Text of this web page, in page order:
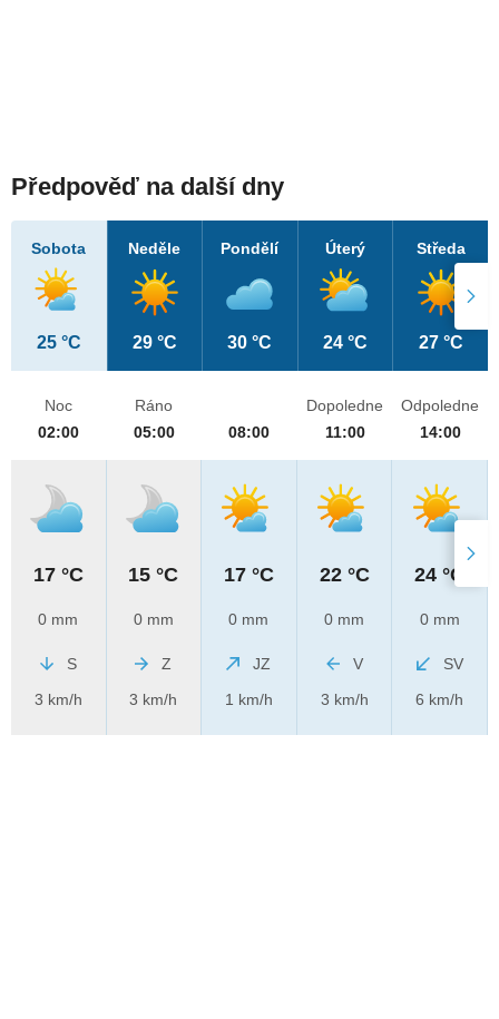
Předpověď na další dny
Sobota
25 °C
Neděle
29 °C
Pondělí
30 °C
Úterý
24 °C
Středa
27 °C
Noc
02:00
17 °C
0 mm
S
3 km/h
Ráno
05:00
15 °C
0 mm
Z
3 km/h
08:00
17 °C
0 mm
JZ
1 km/h
Dopoledne
11:00
22 °C
0 mm
V
3 km/h
Odpoledne
14:00
24 °C
0 mm
SV
6 km/h